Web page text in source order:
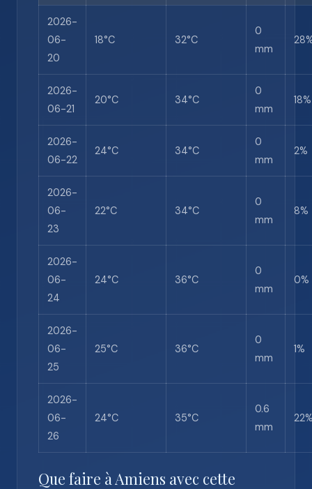
2026-
06-
20
18°C 32°C
0
mm
2026-
06-21
20°C 34°C
0
mm
18%
2026-
06-22
24°C 34°C
0
mm
2%
2026-
06-
23
22°C 34°C
0
mm
8%
2026-
06-
24
24°C 36°C
0
mm
0%
2026-
06-
25
25°C 36°C
0
mm
1%
2026-
06-
26
24°C 35°C
0.6
mm
Que faire à Amiens avec cette